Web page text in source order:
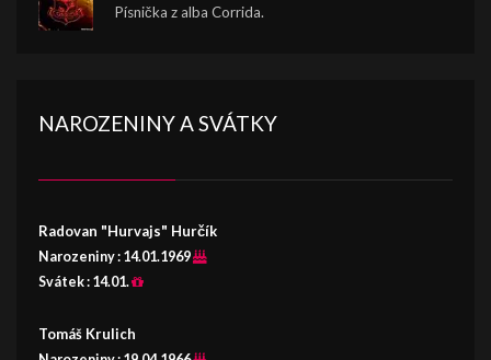
Písnička z alba Corrida.
NAROZENINY A SVÁTKY
Radovan "Hurvajs" Hurčík
Narozeniny : 14.01.1969
Svátek : 14.01.
Tomáš Krulich